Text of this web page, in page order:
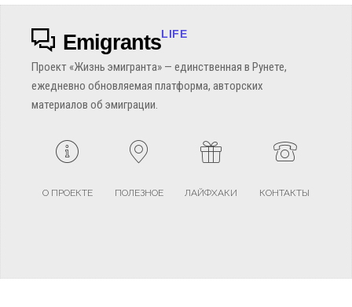
EmigrantsLIFE
Проект «Жизнь эмигранта» — единственная в Рунете,
ежедневно обновляемая платформа, авторских
материалов об эмиграции.
О ПРОЕКТЕ ПОЛЕЗНОЕ ЛАЙФХАКИ КОНТАКТЫ